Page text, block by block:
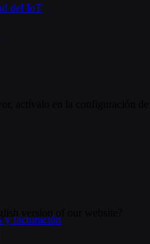
del IoT
y facturación
version of our website?